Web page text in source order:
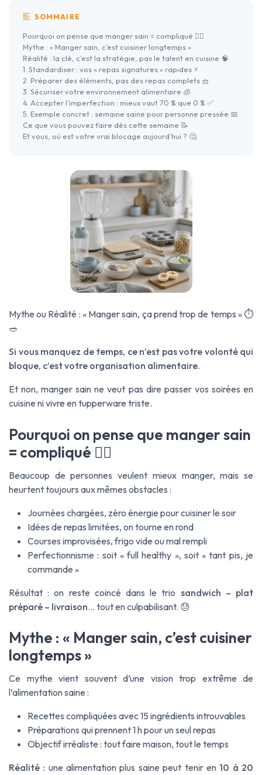
SOMMAIRE
Pourquoi on pense que manger sain = compliqué 😵‍💫
Mythe : « Manger sain, c’est cuisiner longtemps »
Réalité : la clé, c’est la stratégie, pas le talent en cuisine 🧠
1. Standardiser : vos « repas signatures » rapides ⚡
2. Préparer des éléments, pas des repas complets 🧺
3. Sécuriser votre environnement alimentaire 🧊
4. Accepter l’imperfection : mieux vaut 70 % que 0 % ✅
5. Exemple concret : semaine saine pour personne pressée 📅
Ce que vous pouvez faire dès cette semaine 📝
Et vous, où est votre vrai blocage aujourd’hui ? 🤔
Mythe ou Réalité : « Manger sain, ça prend trop de temps » ⏱️
🥗
Si vous manquez de temps, ce n’est pas votre volonté qui
bloque, c’est votre organisation alimentaire.
Et non, manger sain ne veut pas dire passer vos soirées en
cuisine ni vivre en tupperware triste.
Pourquoi on pense que manger sain
= compliqué 😵‍💫
Beaucoup de personnes veulent mieux manger, mais se
heurtent toujours aux mêmes obstacles :
Journées chargées, zéro énergie pour cuisiner le soir
Idées de repas limitées, on tourne en rond
Courses improvisées, frigo vide ou mal rempli
Perfectionnisme : soit « full healthy », soit « tant pis, je
commande »
Résultat : on reste coincé dans le trio sandwich – plat
préparé – livraison… tout en culpabilisant. 😓
Mythe : « Manger sain, c’est cuisiner
longtemps »
Ce mythe vient souvent d’une vision trop extrême de
l’alimentation saine :
Recettes compliquées avec 15 ingrédients introuvables
Préparations qui prennent 1 h pour un seul repas
Objectif irréaliste : tout faire maison, tout le temps
Réalité : une alimentation plus saine peut tenir en 10 à 20